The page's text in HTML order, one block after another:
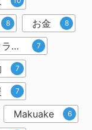
8 お金 8
融資型クラウドファンディング 7
7
7
Makuake 6